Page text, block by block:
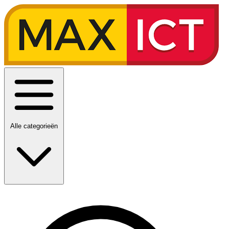
Alle categorieën